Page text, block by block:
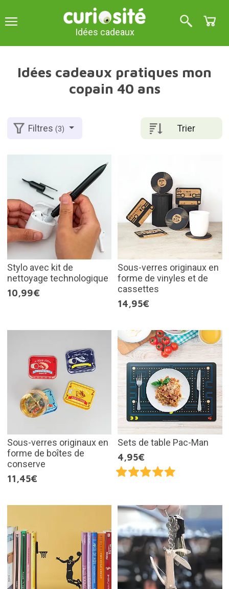
Idées cadeaux
Idées cadeaux pratiques mon
copain 40 ans
Trier
Filtres(3)
Stylo avec kit de
nettoyage technologique
10,99€
Sous-verres originaux en
forme de vinyles et de
cassettes
14,95€
Sous-verres originaux en
forme de boîtes de
conserve
11,45€
Sets de table Pac-Man
4,95€